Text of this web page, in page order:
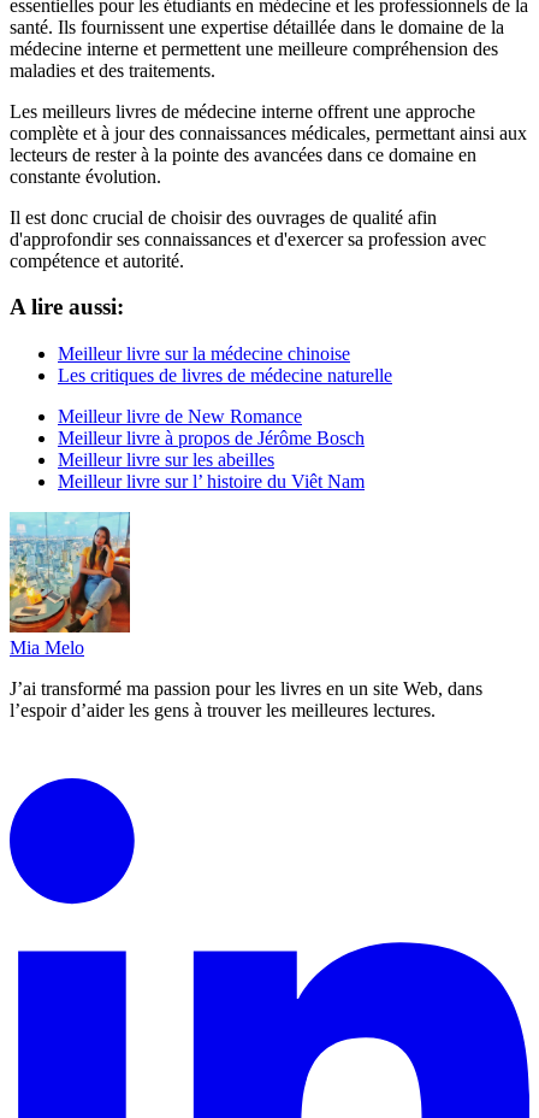
essentielles pour les étudiants en médecine et les professionnels de la
santé. Ils fournissent une expertise détaillée dans le domaine de la
médecine interne et permettent une meilleure compréhension des
maladies et des traitements.
Les meilleurs livres de médecine interne offrent une approche
complète et à jour des connaissances médicales, permettant ainsi aux
lecteurs de rester à la pointe des avancées dans ce domaine en
constante évolution.
Il est donc crucial de choisir des ouvrages de qualité afin
d'approfondir ses connaissances et d'exercer sa profession avec
compétence et autorité.
A lire aussi:
Meilleur livre sur la médecine chinoise
Les critiques de livres de médecine naturelle
Meilleur livre de New Romance
Meilleur livre à propos de Jérôme Bosch
Meilleur livre sur les abeilles
Meilleur livre sur l’ histoire du Viêt Nam
Mia Melo
J’ai transformé ma passion pour les livres en un site Web, dans
l’espoir d’aider les gens à trouver les meilleures lectures.